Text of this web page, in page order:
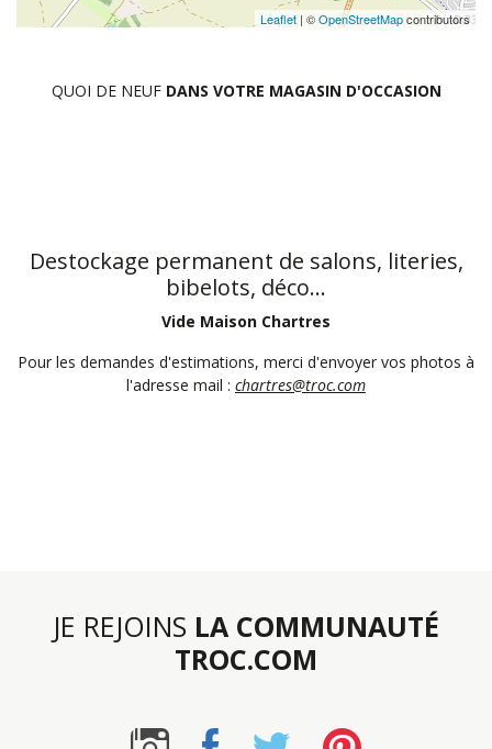
Leaflet | ©OpenStreetMapcontributors
QUOI DE NEUF DANS VOTRE MAGASIN D'OCCASION
Destockage permanent de salons, literies,
bibelots, déco...
Vide Maison Chartres
Pour les demandes d'estimations, merci d'envoyer vos photos à
l'adresse mail : chartres@troc.com
JE REJOINS LA COMMUNAUTÉ
TROC.COM